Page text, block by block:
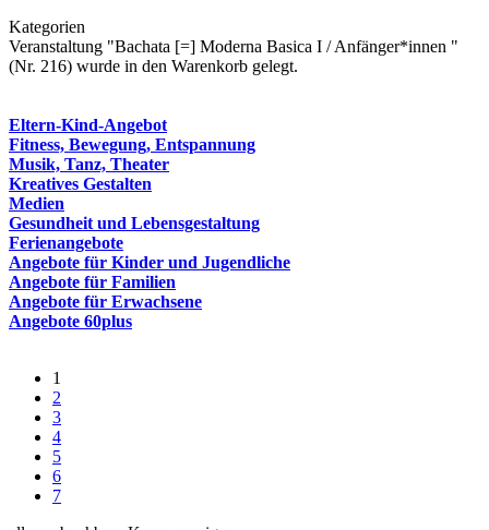
Kategorien
Veranstaltung "Bachata [=] Moderna Basica I / Anfänger*innen "
(Nr. 216) wurde in den Warenkorb gelegt.
Eltern-Kind-Angebot
Fitness, Bewegung, Entspannung
Musik, Tanz, Theater
Kreatives Gestalten
Medien
Gesundheit und Lebensgestaltung
Ferienangebote
Angebote für Kinder und Jugendliche
Angebote für Familien
Angebote für Erwachsene
Angebote 60plus
1
2
3
4
5
6
7